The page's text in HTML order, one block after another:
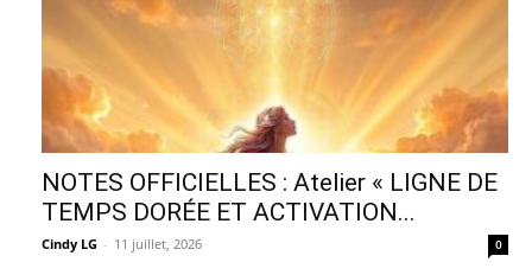
NOTES OFFICIELLES : Atelier « LIGNE DE
TEMPS DORÉE ET ACTIVATION...
Cindy LG - 11 juillet, 2026 0